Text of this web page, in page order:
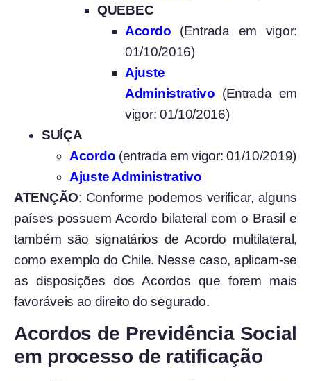
QUEBEC
Acordo (Entrada em vigor:
01/10/2016)
Ajuste
Administrativo (Entrada em
vigor: 01/10/2016)
SUÍÇA
Acordo (entrada em vigor: 01/10/2019)
Ajuste Administrativo
ATENÇÃO: Conforme podemos verificar, alguns
países possuem Acordo bilateral com o Brasil e
também são signatários de Acordo multilateral,
como exemplo do Chile. Nesse caso, aplicam-se
as disposições dos Acordos que forem mais
favoráveis ao direito do segurado.
Acordos de Previdência Social
em processo de ratificação